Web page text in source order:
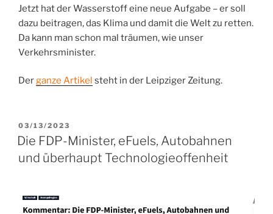
Jetzt hat der Wasserstoff eine neue Aufgabe – er soll
dazu beitragen, das Klima und damit die Welt zu retten.
Da kann man schon mal träumen, wie unser
Verkehrsminister.
Derganze Artikel steht in der Leipziger Zeitung.
VERÖFFENTLICHT
AM
03/13/2023
Die FDP-Minister, eFuels, Autobahnen
und überhaupt Technologieoffenheit